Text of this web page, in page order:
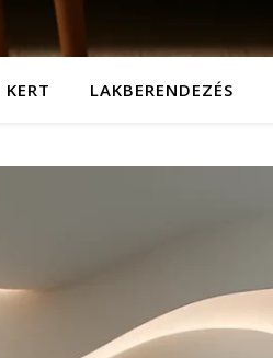
KERT LAKBERENDEZÉS